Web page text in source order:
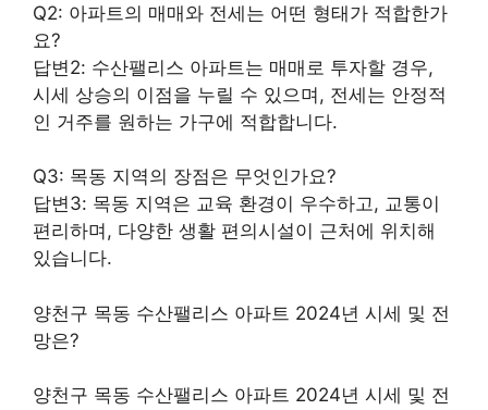
Q2: 아파트의 매매와 전세는 어떤 형태가 적합한가
요?
답변2: 수산팰리스 아파트는 매매로 투자할 경우,
시세 상승의 이점을 누릴 수 있으며, 전세는 안정적
인 거주를 원하는 가구에 적합합니다.
Q3: 목동 지역의 장점은 무엇인가요?
답변3: 목동 지역은 교육 환경이 우수하고, 교통이
편리하며, 다양한 생활 편의시설이 근처에 위치해
있습니다.
양천구 목동 수산팰리스 아파트 2024년 시세 및 전
망은?
양천구 목동 수산팰리스 아파트 2024년 시세 및 전